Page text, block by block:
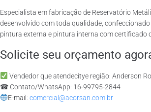
Especialista em fabricação de Reservatório
desenvolvido com toda qualidade,
pintura externa e pintura interna com certificado
Solicite seu orçamento
Vendedor que atendecitye região: Anderson
☎ Contato/WhatsApp: 16-99795-2844
E-mail: comercial@acorsan.com.br